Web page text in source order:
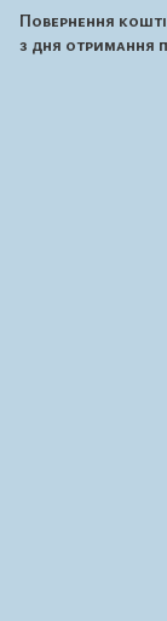
Повернення
з дня отримання